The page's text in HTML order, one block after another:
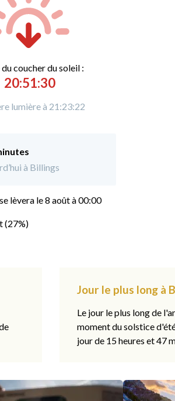
ducoucher du soleil :
20:51:30
lumière à 21:23:22
à Billings
lèvera le 8 août à 00:00
(27%)
Jour le plus long à
Le jour le plus long de
moment du solstice
jour de 15 heures et 47